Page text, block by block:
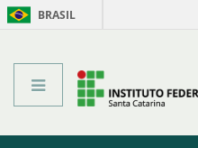
BRASIL